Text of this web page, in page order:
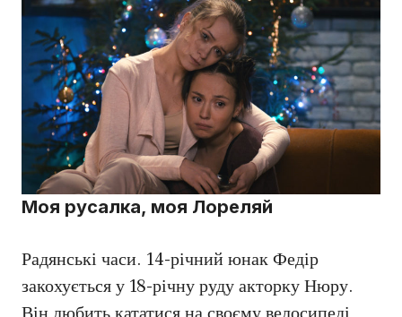
Моя русалка, моя Лореляй
Радянські часи. 14-річний юнак Федір
закохується у 18-річну руду акторку Нюру.